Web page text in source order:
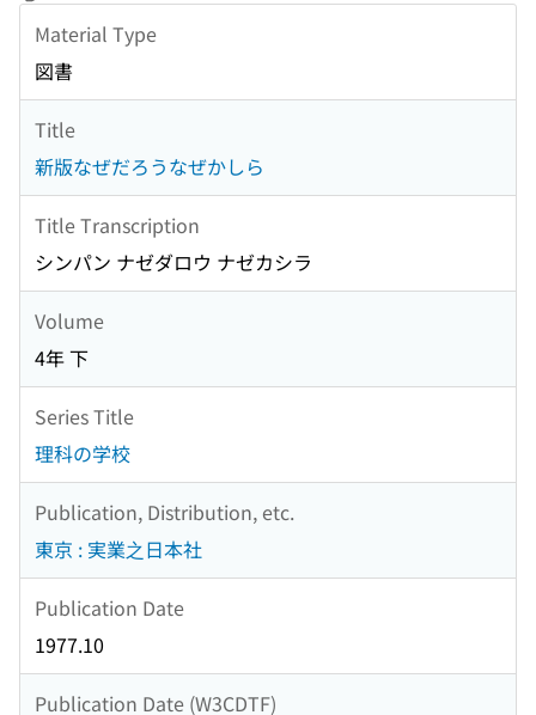
Material Type
図書
Title
新版なぜだろうなぜかしら
Title Transcription
シンパン ナゼダロウ ナゼカシラ
Volume
4年 下
Series Title
理科の学校
Publication, Distribution, etc.
東京 : 実業之日本社
Publication Date
1977.10
Publication Date (W3CDTF)